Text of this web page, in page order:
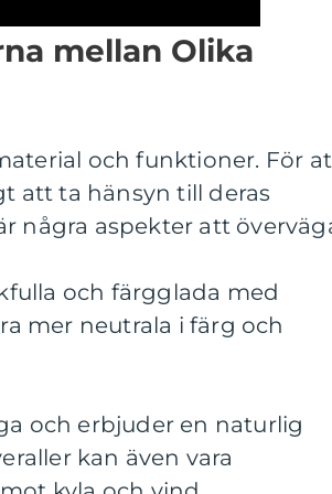
mellan Olika
och funktioner. För
att ta hänsyn till deras
några aspekter att
och färgglada med
mer neutrala i färg och
och erbjuder en naturlig
kan även vara